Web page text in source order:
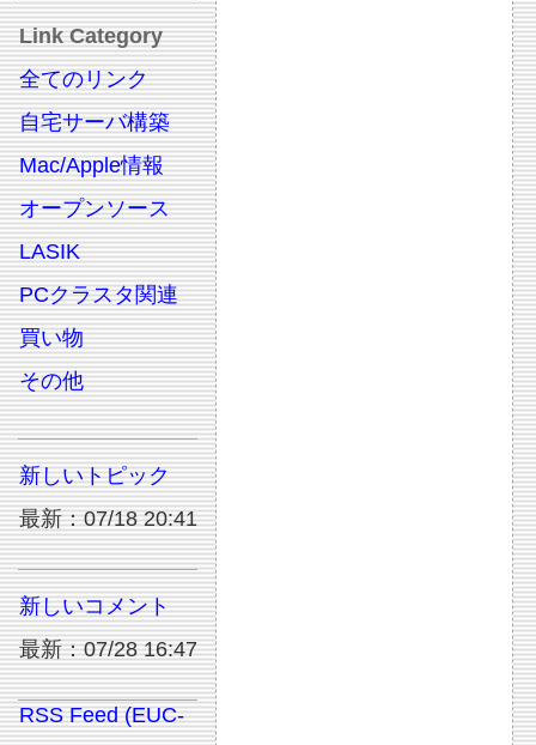
Link Category
全てのリンク
自宅サーバ構築
Mac/Apple情報
オープンソース
LASIK
PCクラスタ関連
買い物
その他
新しいトピック
最新：07/18 20:41
新しいコメント
最新：07/28 16:47
RSS Feed (EUC-